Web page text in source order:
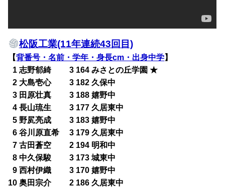
松阪工業(11年連続43回目)
【背番号・名前・学年・身長cm・出身中学】
1 志野郁綺 3 164 みさとの丘学園 ★
02 大島壱心 3 182 久保中
03 田原壮真 3 188 嬉野中
04 長山琉生 3 177 久居東中
05 野㞍亮成 3 183 嬉野中
06 谷川原直希 3 179 久居東中
07 古田蒼空 2 194 明和中
08 中久保駿 3 173 城東中
09 西村伊織 3 170 嬉野中
10 奥田宗介 2 186 久居東中